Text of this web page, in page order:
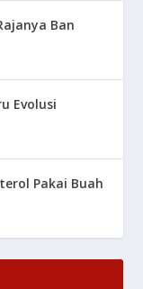
Ban
Evolusi
Pakai Buah